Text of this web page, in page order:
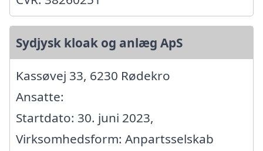
Sydjysk kloak og anlæg ApS
Kassøvej 33, 6230 Rødekro
Ansatte:
Startdato: 30. juni 2023,
Virksomhedsform: Anpartsselskab